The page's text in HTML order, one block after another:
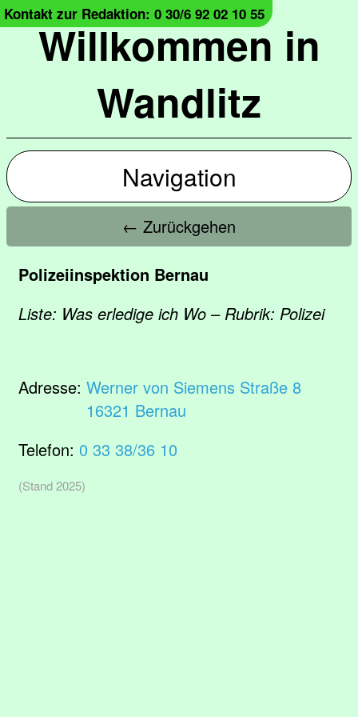
Willkommen in
Wandlitz
Kontakt zur Redaktion: 0 30/6 92 02 10 55
Navigation
← Zurückgehen
Polizeiinspektion Bernau
Liste: Was erledige ich Wo – Rubrik: Polizei
Adresse: Werner von Siemens Straße 8
16321 Bernau
Telefon: 0 33 38/36 10
(Stand 2025)